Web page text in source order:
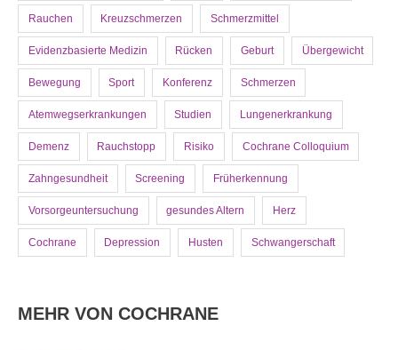
Rauchen Kreuzschmerzen Schmerzmittel
Evidenzbasierte Medizin Rücken Geburt Übergewicht
Bewegung Sport Konferenz Schmerzen
Atemwegserkrankungen Studien Lungenerkrankung
Demenz Rauchstopp Risiko Cochrane Colloquium
Zahngesundheit Screening Früherkennung
Vorsorgeuntersuchung gesundes Altern Herz
Cochrane Depression Husten Schwangerschaft
MEHR VON COCHRANE